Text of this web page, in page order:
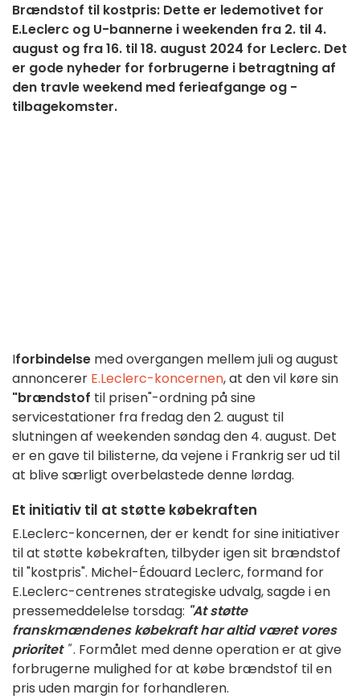
Brændstof til kostpris: Dette er ledemotivet for
E.Leclerc og U-bannerne i weekenden fra 2. til 4.
august og fra 16. til 18. august 2024 for Leclerc. Det
er gode nyheder for forbrugerne i betragtning af
den travle weekend med ferieafgange og -
tilbagekomster.
Iforbindelse med overgangen mellem juli og august
annoncerer E.Leclerc-koncernen, at den vil køre sin
"brændstof til prisen"-ordning på sine
servicestationer fra fredag den 2. august til
slutningen af weekenden søndag den 4. august. Det
er en gave til bilisterne, da vejene i Frankrig ser ud til
at blive særligt overbelastede denne lørdag.
Et initiativ til at støtte købekraften
E.Leclerc-koncernen, der er kendt for sine initiativer
til at støtte købekraften, tilbyder igen sit brændstof
til "kostpris". Michel-Édouard Leclerc, formand for
E.Leclerc-centrenes strategiske udvalg, sagde i en
pressemeddelelse torsdag: "At støtte
franskmændenes købekraft har altid været vores
prioritet". Formålet med denne operation er at give
forbrugerne mulighed for at købe brændstof til en
pris uden margin for forhandleren.